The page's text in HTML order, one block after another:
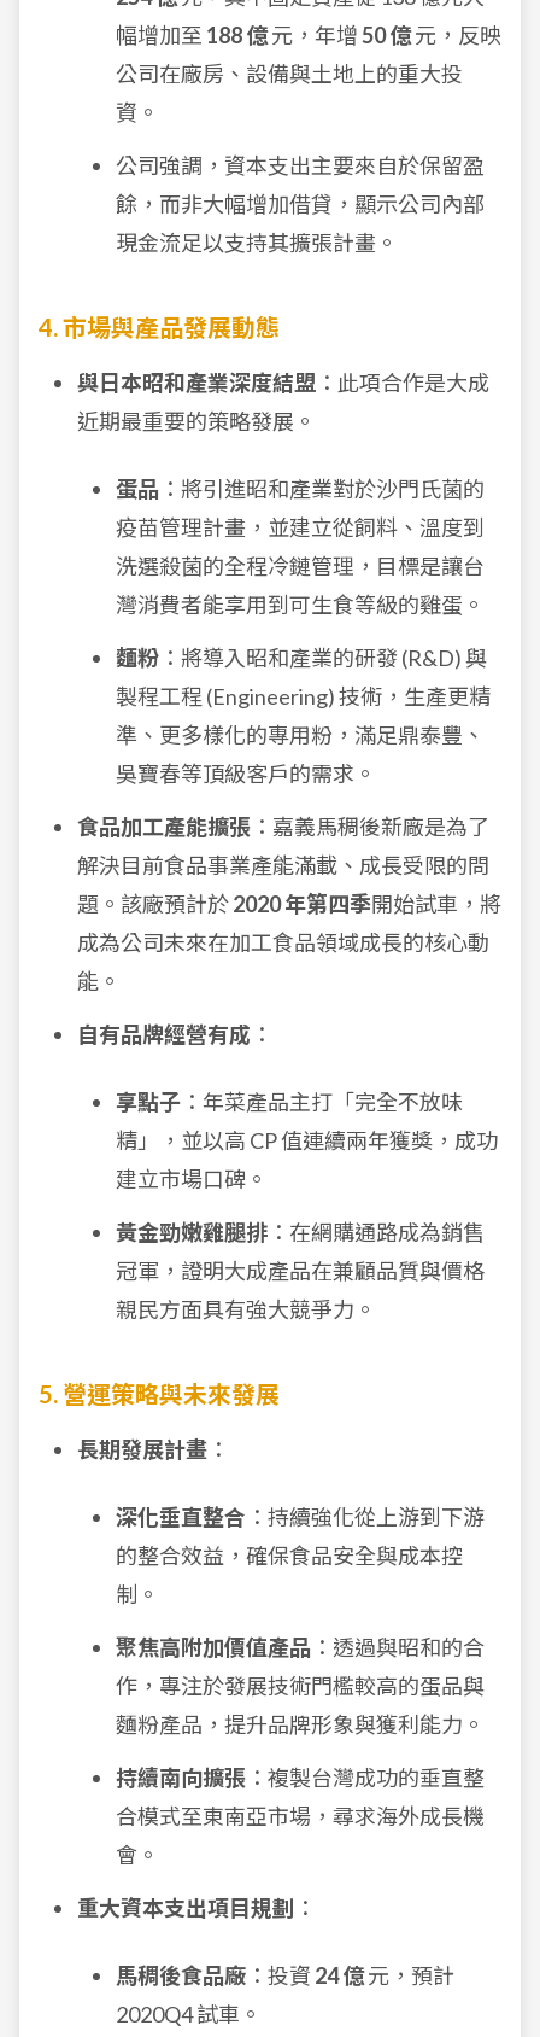
幅增加至 188 億元，年增50 億元，反映
公司在廠房、設備與土地上的重大投
資。
公司強調，資本支出主要來自於保留盈
餘，而非大幅增加借貸，顯示公司內部
現金流足以支持其擴張計畫。
4. 市場與產品發展動態
與日本昭和產業深度結盟 ：此項合作是大成
近期最重要的策略發展。
蛋品 ：將引進昭和產業對於沙門氏菌的
疫苗管理計畫，並建立從飼料、溫度到
洗選殺菌的全程冷鏈管理，目標是讓台
灣消費者能享用到可生食等級的雞蛋。
麵粉 ：將導入昭和產業的研發 (R&D) 與
製程工程 (Engineering) 技術，生產更精
準、更多樣化的專用粉，滿足鼎泰豐、
吳寶春等頂級客戶的需求。
食品加工產能擴張 ：嘉義馬稠後新廠是為了
解決目前食品事業產能滿載、成長受限的問
題。該廠預計於2020 年第四季開始試車，將
成為公司未來在加工食品領域成長的核心動
能。
自有品牌經營有成 ：
享點子 ：年菜產品主打「完全不放味
精」，並以高 CP 值連續兩年獲獎，成功
建立市場口碑。
黃金勁嫩雞腿排 ：在網購通路成為銷售
冠軍，證明大成產品在兼顧品質與價格
親民方面具有強大競爭力。
5. 營運策略與未來發展
長期發展計畫 ：
深化垂直整合 ：持續強化從上游到下游
的整合效益，確保食品安全與成本控
制。
聚焦高附加價值產品 ：透過與昭和的合
作，專注於發展技術門檻較高的蛋品與
麵粉產品，提升品牌形象與獲利能力。
持續南向擴張 ：複製台灣成功的垂直整
合模式至東南亞市場，尋求海外成長機
會。
重大資本支出項目規劃 ：
馬稠後食品廠 ：投資 24 億元，預計
2020Q4 試車。